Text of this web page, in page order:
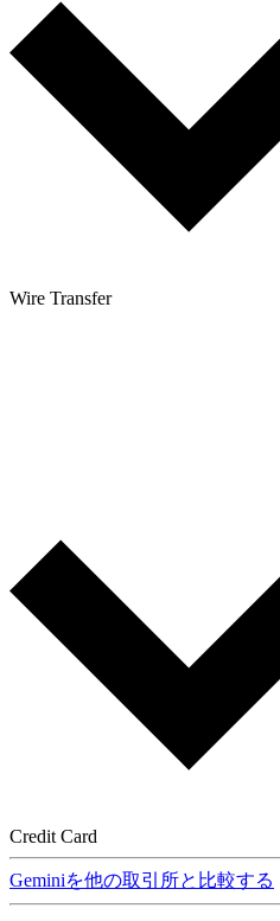
Wire Transfer
Credit Card
Geminiを他の取引所と比較する